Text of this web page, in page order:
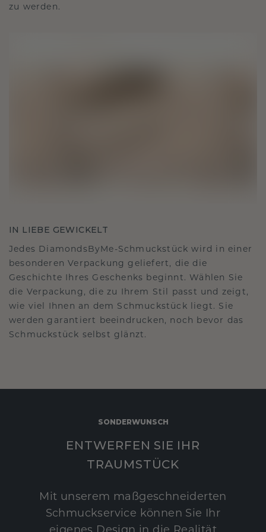
zu werden.
IN LIEBE GEWICKELT
Jedes DiamondsByMe-Schmuckstück wird in einer
besonderen Verpackung geliefert, die die
Geschichte Ihres Geschenks beginnt. Wählen Sie
die Verpackung, die zu Ihrem Stil passt und zeigt,
wie viel Ihnen an dem Schmuckstück liegt. Sie
werden garantiert beeindrucken, noch bevor das
Schmuckstück selbst glänzt.
SONDERWUNSCH
ENTWERFEN SIE IHR
TRAUMSTÜCK
Mit unserem maßgeschneiderten
Schmuckservice können Sie Ihr
eigenes Design in die Realität